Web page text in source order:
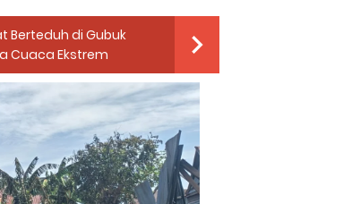
Berteduh di Gubuk
Cuaca Ekstrem